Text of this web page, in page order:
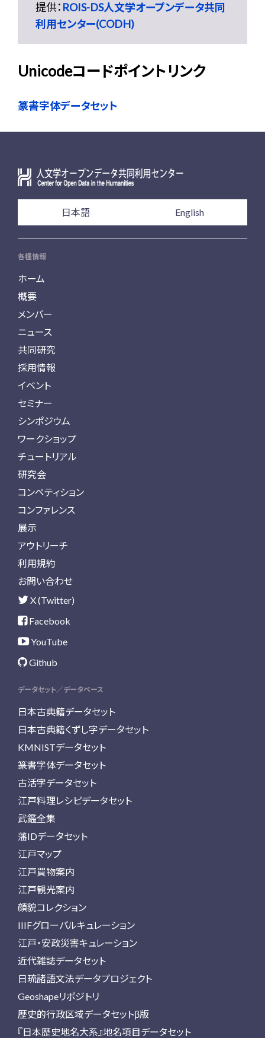
提供： ROIS-DS人文学オープンデータ共同
利用センター(CODH)
Unicodeコードポイントリンク
篆書字体データセット
日本語 English
各種情報
ホーム
概要
メンバー
ニュース
共同研究
採用情報
イベント
セミナー
シンポジウム
ワークショップ
チュートリアル
研究会
コンペティション
コンファレンス
展示
アウトリーチ
利用規約
お問い合わせ
X (Twitter)
Facebook
YouTube
Github
データセット／データベース
日本古典籍データセット
日本古典籍くずし字データセット
KMNISTデータセット
篆書字体データセット
古活字データセット
江戸料理レシピデータセット
武鑑全集
藩IDデータセット
江戸マップ
江戸買物案内
江戸観光案内
顔貌コレクション
IIIFグローバルキュレーション
江戸・安政災害キュレーション
近代雑誌データセット
日琉諸語文法データプロジェクト
Geoshapeリポジトリ
歴史的行政区域データセットβ版
『日本歴史地名大系』地名項目データセット